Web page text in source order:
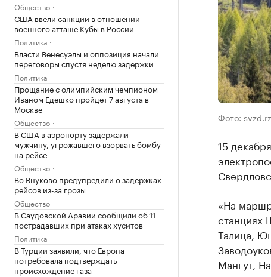
Общество
США ввели санкции в отношении
военного атташе Кубы в России
Политика
Власти Венесуэлы и оппозиция начали
переговоры спустя неделю задержки
Политика
Прощание с олимпийским чемпионом
Иваном Едешко пройдет 7 августа в
Москве
Общество
В США в аэропорту задержали
мужчину, угрожавшего взорвать бомбу
на рейсе
Общество
Во Внуково предупредили о задержках
рейсов из-за грозы
Общество
В Саудовской Аравии сообщили об 11
пострадавших при атаках хуситов
Политика
В Турции заявили, что Европа
потребовала подтверждать
происхождение газа
Фото:
15
«На
станциях
Талица,
Мангут,